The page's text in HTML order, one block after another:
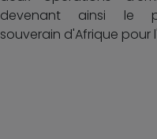
devenant ainsi le
souverain d'Afrique pour